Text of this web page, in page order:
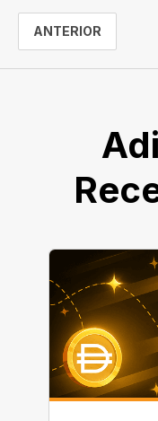
ANTERIOR